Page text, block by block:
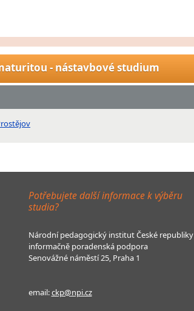
- nástavbové studium
Potřebujete další informace k výběru
studia?
Národní pedagogický institut České republiky
informačně poradenská podpora
Senovážné náměstí 25, Praha 1
email:ckp@npi.cz